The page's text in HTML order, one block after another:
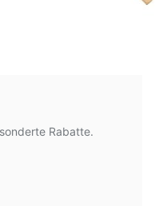
Rabatte.